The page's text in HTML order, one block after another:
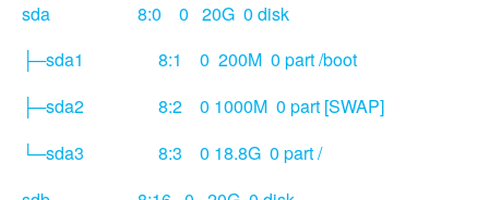
sda 8:0 0 20G 0 disk
├─sda1 8:1 0 200M 0 part /boot
├─sda2 8:2 0 1000M 0 part [SWAP]
└─sda3 8:3 0 18.8G 0 part /